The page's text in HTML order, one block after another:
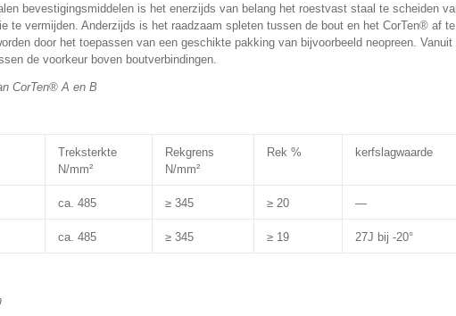
bevestigingsmiddelen is het enerzijds van belang het roestvast staal te scheiden
te vermijden. Anderzijds is het raadzaam spleten tussen de bout en het CorTen® af te
door het toepassen van een geschikte pakking van bijvoorbeeld neopreen. Vanuit
de voorkeur boven boutverbindingen.
CorTen® A en B
Treksterkte
N/mm²
Rekgrens
N/mm²
Rek % kerfslagwaarde
ca. 485 ≥ 345 ≥ 20 —
ca. 485 ≥ 345 ≥ 19 27J bij -20°